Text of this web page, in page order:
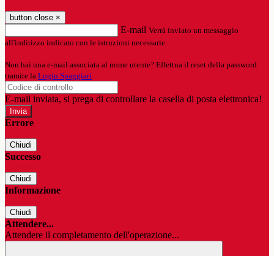
button close ×
E-mail Verrà inviato un messaggio
all'indirizzo indicato con le istruzioni necessarie.
Non hai una e-mail associata al nome utente? Effettua il reset della password
tramite la Login Spaggiari
E-mail inviata, si prega di controllare la casella di posta elettronica!
Errore
Chiudi
Successo
Chiudi
Informazione
Chiudi
Attendere...
Attendere il completamento dell'operazione...